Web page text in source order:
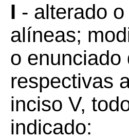
I - alterado
alíneas;
o enunciado
respectivas
inciso V,
indicado: